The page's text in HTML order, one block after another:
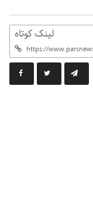
لینک کوتاه